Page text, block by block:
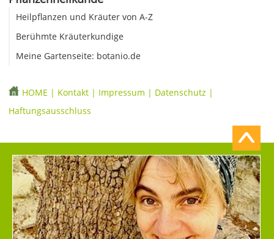
Heilpflanzen und Kräuter von A-Z
Berühmte Kräuterkundige
Meine Gartenseite: botanio.de
HOME | Kontakt | Impressum | Datenschutz |
Haftungsausschluss